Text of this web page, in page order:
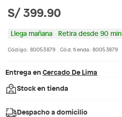
S/ 399.90
Llega mañana Retira desde 90 min
Código: 80053879 Cód. tienda: 80053879
Entrega en Cercado De Lima
Stock en tienda
Despacho a domicilio